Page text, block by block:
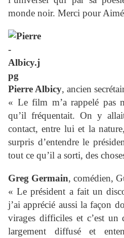
monde noir. Merci pour
Pierre Albicy, ancien
« Le film m’a rappelé pas
qu’il fréquentait. On y
contact, entre lui et la
surpris d’entendre le
tout ce qu’il a sorti, des
Greg Germain, comédien,
« Le président a fait un
j’ai apprécié aussi la façon
virages difficiles et c’est un
largement diffusé et